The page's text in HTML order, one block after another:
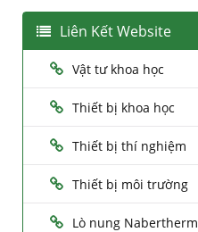
Liên Kết Website
Vật tư khoa học
Thiết bị khoa học
Thiết bị thí nghiệm
Thiết bị môi trường
Lò nung Nabertherm